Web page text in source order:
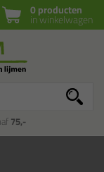
0 producten
in winkelwagen
75,-